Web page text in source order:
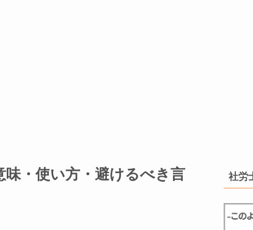
・使い方・避けるべき言
社労